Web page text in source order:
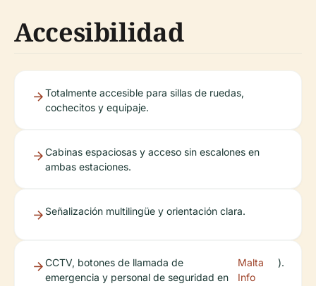
Accesibilidad
Totalmente accesible para sillas de ruedas,
cochecitos y equipaje.
Cabinas espaciosas y acceso sin escalones en
ambas estaciones.
Señalización multilingüe y orientación clara.
CCTV, botones de llamada de
emergencia y personal de seguridad en
Malta
Info
).